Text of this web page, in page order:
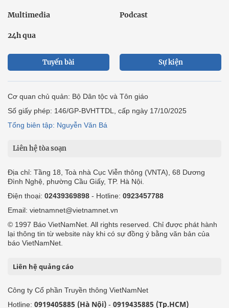
Multimedia Podcast
24h qua
Tuyến bài Sự kiện
Cơ quan chủ quản: Bộ Dân tộc và Tôn giáo
Số giấy phép: 146/GP-BVHTTDL, cấp ngày 17/10/2025
Tổng biên tập: Nguyễn Văn Bá
Liên hệ tòa soạn
Địa chỉ: Tầng 18, Toà nhà Cục Viễn thông (VNTA), 68 Dương
Đình Nghệ, phường Cầu Giấy, TP. Hà Nội.
Điện thoại: 02439369898 - Hotline: 0923457788
Email: vietnamnet@vietnamnet.vn
© 1997 Báo VietNamNet. All rights reserved. Chỉ được phát hành
lại thông tin từ website này khi có sự đồng ý bằng văn bản của
báo VietNamNet.
Liên hệ quảng cáo
Công ty Cổ phần Truyền thông VietNamNet
Hotline: 0919405885 (Hà Nội) - 0919435885 (Tp.HCM)